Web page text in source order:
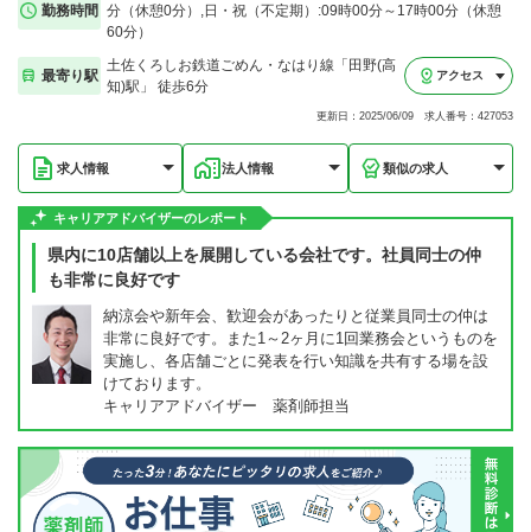
勤務時間 分（休憩0分）,日・祝（不定期）:09時00分～17時00分（休憩
60分）
最寄り駅
土佐くろしお鉄道ごめん・なはり線「田野(高
知)駅」 徒歩6分
アクセス
更新日：2025/06/09 求人番号：427053
求人情報 法人情報 類似の求人
キャリアアドバイザーのレポート
県内に10店舗以上を展開している会社です。社員同士の仲
も非常に良好です
納涼会や新年会、歓迎会があったりと従業員同士の仲は
非常に良好です。また1～2ヶ月に1回業務会というものを
実施し、各店舗ごとに発表を行い知識を共有する場を設
けております。
キャリアアドバイザー 薬剤師担当